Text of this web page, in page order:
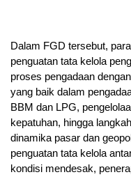
Dalam FGD tersebut,
penguatan tata kelola
proses pengadaan
yang baik dalam
BBM dan LPG,
kepatuhan, hingga
dinamika pasar dan
penguatan tata kelola
kondisi mendesak,